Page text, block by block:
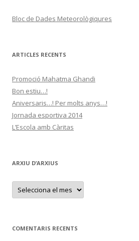
Bloc de Dades Meteorològiqures
ARTICLES RECENTS
Promoció Mahatma Ghandi
Bon estiu…!
Aniversaris…! Per molts anys…!
Jornada esportiva 2014
L’Escola amb Càritas
ARXIU D’ARXIUS
A
x
’
a
COMENTARIS RECENTS